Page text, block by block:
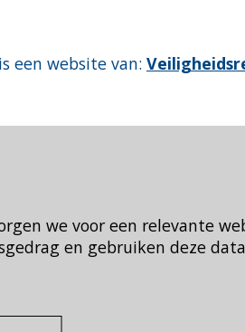
we voor een relevante
en gebruiken deze
een website van: